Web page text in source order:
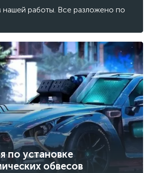
нашей работы. Все разложено по
по установке
обвесов